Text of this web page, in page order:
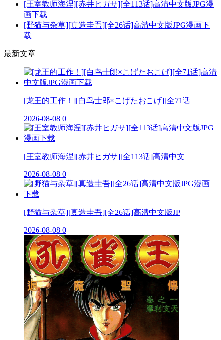
[王室教师海涅][赤井ヒガサ][全113话]高清中文版JPG漫
画下载
[野猫与杂草][真造圭吾][全26话]高清中文版JPG漫画下
载
最新文章
[龙王的工作！][白鸟士郎×こげたおこげ][全71话
2026-08-08 0
[王室教师海涅][赤井ヒガサ][全113话]高清中文
2026-08-08 0
[野猫与杂草][真造圭吾][全26话]高清中文版JP
2026-08-08 0